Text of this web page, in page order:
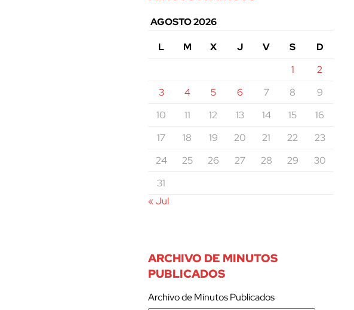
AGOSTO 2026
L
M X J V S
D
1
2
3
4 5 6 7 8
9
10
11 12 13 14 15
16
17
18 19 20 21 22
23
24
25 26 27 28 29
30
31
« Jul
ARCHIVO DE MINUTOS
PUBLICADOS
Archivo de Minutos Publicados